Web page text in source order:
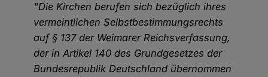
"Die Kirchen berufen sich bezüglich ihres
vermeintlichen Selbstbestimmungsrechts
auf § 137 der Weimarer Reichsverfassung,
der in Artikel 140 des Grundgesetzes der
Bundesrepublik Deutschland übernommen